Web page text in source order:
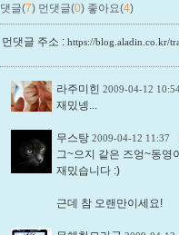
댓글(7) 먼댓글(0) 좋아요(4)
먼댓글 주소 : https://blog.aladin.co.kr/
라주미힌 2009-04-12
재밌넹...
무스탕 2009-04-12 11:37
그~으지 같은 즈엉~동영
재밌습니다 :)
근데 참 오랜만이세요!